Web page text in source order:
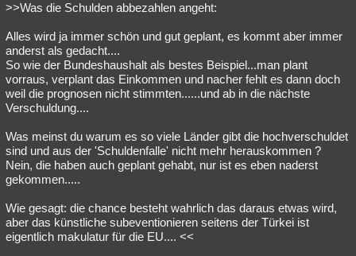
>>Was die Schulden abbezahlen angeht:
Alles wird ja immer schön und gut geplant, es kommt aber immer
anderst als gedacht....
So wie der Bundeshaushalt als bestes Beispiel...man plant
vorraus, verplant das Einkommen und nacher fehlt es dann doch
weil die prognosen nicht stimmten......und ab in die nächste
Verschuldung....
Was meinst du warum es so viele Länder gibt die hochverschuldet
sind und aus der 'Schuldenfalle' nicht mehr herauskommen ?
Nein, die haben auch geplant gehabt, nur ist es eben naderst
gekommen.....
Wie gesagt: die chance besteht wahrlich das daraus etwas wird,
aber das künstliche subeventionieren seitens der Türkei ist
eigentlich makulatur für die EU.... <<